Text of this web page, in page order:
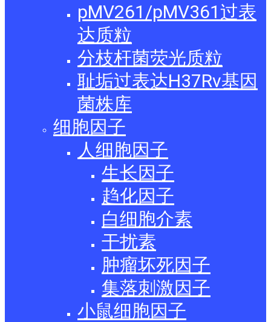
pMV261/pMV361过表
达质粒
分枝杆菌荧光质粒
耻垢过表达H37Rv基因
菌株库
细胞因子
人细胞因子
生长因子
趋化因子
白细胞介素
干扰素
肿瘤坏死因子
集落刺激因子
小鼠细胞因子